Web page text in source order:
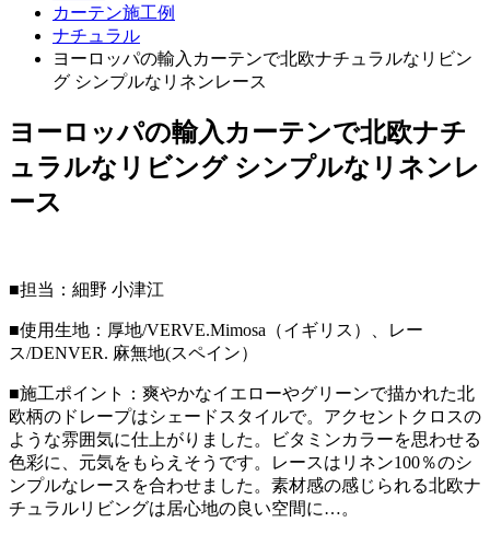
カーテン施工例
ナチュラル
ヨーロッパの輸入カーテンで北欧ナチュラルなリビン
グ シンプルなリネンレース
ヨーロッパの輸入カーテンで北欧ナチ
ュラルなリビング シンプルなリネンレ
ース
■担当：細野 小津江
■使用生地：厚地/VERVE.Mimosa（イギリス）、レー
ス/DENVER. 麻無地(スペイン）
■施工ポイント：爽やかなイエローやグリーンで描かれた北
欧柄のドレープはシェードスタイルで。アクセントクロスの
ような雰囲気に仕上がりました。ビタミンカラーを思わせる
色彩に、元気をもらえそうです。レースはリネン100％のシ
ンプルなレースを合わせました。素材感の感じられる北欧ナ
チュラルリビングは居心地の良い空間に…。